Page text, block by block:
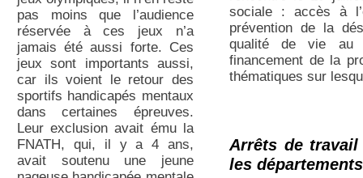
pas moins que l’audience
réservée à ces jeux n’a
jamais été aussi forte. Ces
jeux sont importants aussi,
car ils voient le retour des
sportifs handicapés mentaux
dans certaines épreuves.
Leur exclusion avait ému la
FNATH, qui, il y a 4 ans,
avait soutenu une jeune
sociale : accès à
prévention de la
qualité de vie au
financement de la
thématiques sur
Arrêts de
les départements